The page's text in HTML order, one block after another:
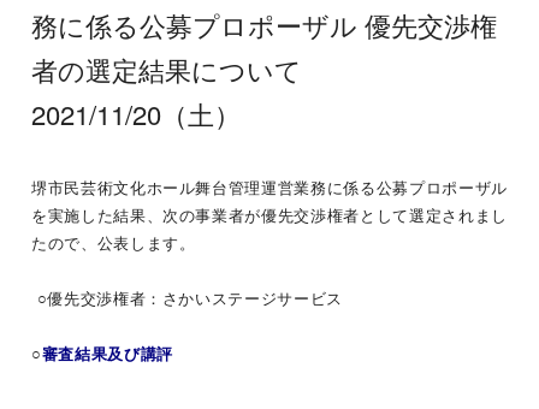
務に係る公募プロポーザル 優先交渉権
者の選定結果について
2021/11/20（土）
堺市民芸術文化ホール舞台管理運営業務に係る公募プロポーザル
を実施した結果、次の事業者が優先交渉権者として選定されまし
たので、公表します。
○優先交渉権者：さかいステージサービス
○審査結果及び講評